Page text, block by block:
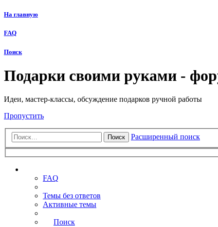
На главную
FAQ
Поиск
Подарки своими руками -
Идеи, мастер-классы, обсуждение подарков ручной работы
Пропустить
Поиск Расширенный поиск
FAQ
Темы без ответов
Активные темы
Поиск